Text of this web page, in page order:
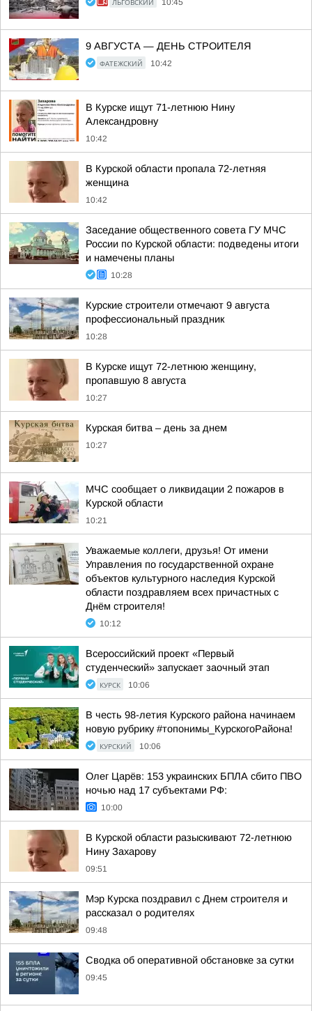
ЛЬГОВСКИЙ 10:45
9 АВГУСТА — ДЕНЬ СТРОИТЕЛЯ
ФАТЕЖСКИЙ 10:42
В Курске ищут 71-летнюю Нину
Александровну
10:42
В Курской области пропала 72-летняя
женщина
10:42
Заседание общественного совета ГУ МЧС
России по Курской области: подведены итоги
и намечены планы
10:28
Курские строители отмечают 9 августа
профессиональный праздник
10:28
В Курске ищут 72-летнюю женщину,
пропавшую 8 августа
10:27
Курская битва – день за днем
10:27
МЧС сообщает о ликвидации 2 пожаров в
Курской области
10:21
Уважаемые коллеги, друзья! От имени
Управления по государственной охране
объектов культурного наследия Курской
области поздравляем всех причастных с
Днём строителя!
10:12
Всероссийский проект «Первый
студенческий» запускает заочный этап
КУРСК 10:06
В честь 98-летия Курского района начинаем
новую рубрику #топонимы_КурскогоРайона!
КУРСКИЙ 10:06
Олег Царёв: 153 украинских БПЛА сбито ПВО
ночью над 17 субъектами РФ:
10:00
В Курской области разыскивают 72-летнюю
Нину Захарову
09:51
Мэр Курска поздравил с Днем строителя и
рассказал о родителях
09:48
Сводка об оперативной обстановке за сутки
09:45